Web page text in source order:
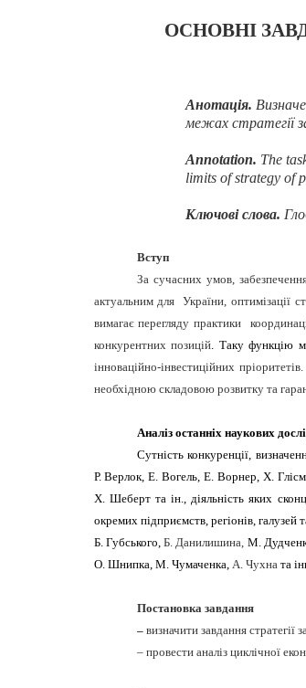
ОСНОВНІ
Анотація.
межах стратегії
Annotation. The
limits of strategy of
Ключові слова.
Вступ
За сучасних умов,
актуальним для України, оптимізації
вимагає перегляду практики
конкурентних позицій. Таку функцію
інноваційно-інвестиційних пріоритетів.
необхідною складовою розвитку та
Аналіз останніх наукових
Сутність конкуренції,
Р. Верлок, Е. Вогель, Е. Ворнер, Х.
Х. Шеберт та ін., діяльність яких
окремих підприємств, регіонів,
Б. Губського, Б. Данилишина, М.
О. Шнипка, М. Чумаченка, А. Чухната
Постановка завдання
– визначити завдання
– провести аналіз циклічної